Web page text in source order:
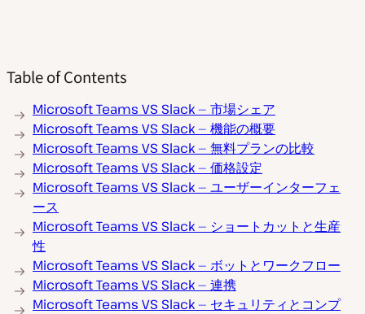
Table of Contents
Microsoft Teams VS Slack — 市場シェア
Microsoft Teams VS Slack — 機能の概要
Microsoft Teams VS Slack — 無料プランの比較
Microsoft Teams VS Slack — 価格設定
Microsoft Teams VS Slack — ユーザーインターフェ
ース
Microsoft Teams VS Slack — ショートカットと生産
性
Microsoft Teams VS Slack — ボットとワークフロー
Microsoft Teams VS Slack — 連携
Microsoft Teams VS Slack — セキュリティとコンプ